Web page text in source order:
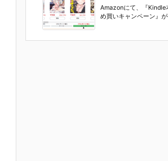
Amazonにて、『Kindle
め買いキャンペーン』